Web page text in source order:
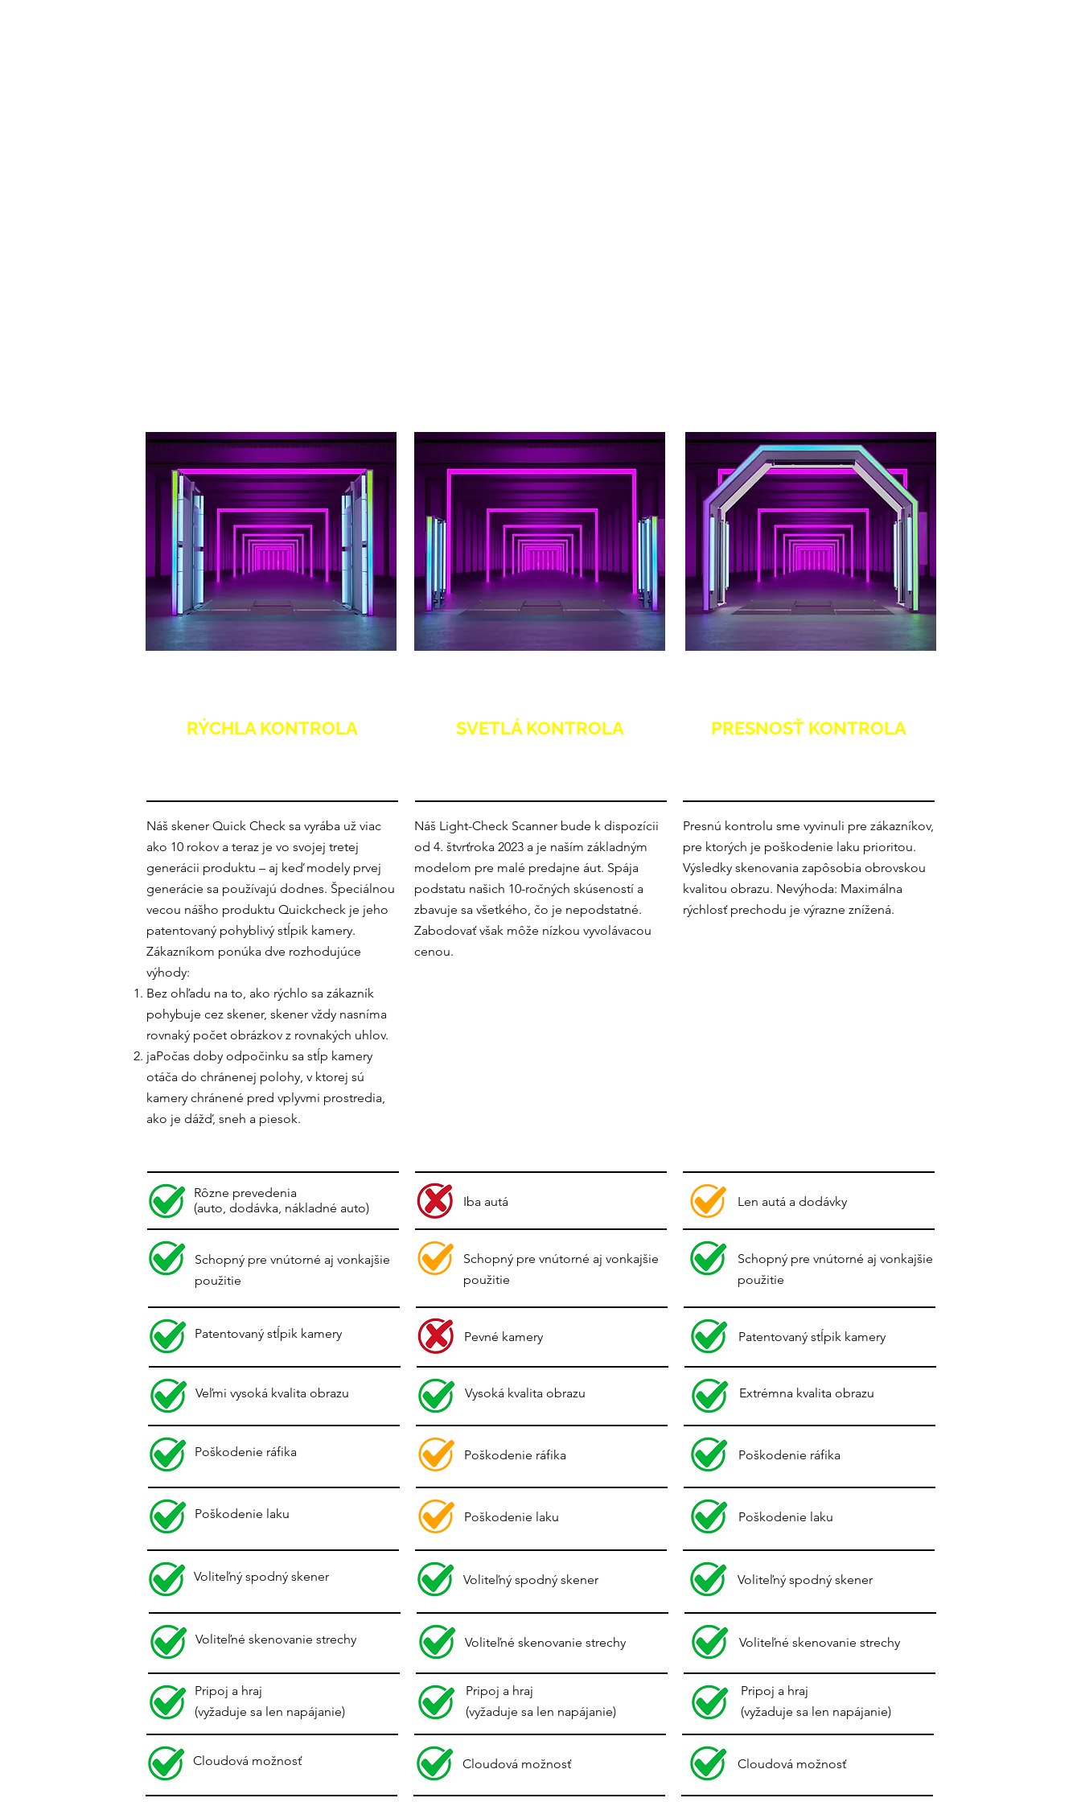
RÝCHLA KONTROLA SVETLÁ KONTROLA PRESNOSŤ KONTROLA
Náš skener Quick Check sa vyrába už viac
ako 10 rokov a teraz je vo svojej tretej
generácii produktu – aj keď modely prvej
generácie sa používajú dodnes. Špeciálnou
vecou nášho produktu Quickcheck je jeho
patentovaný pohyblivý stĺpik kamery.
Zákazníkom ponúka dve rozhodujúce
výhody:
Bez ohľadu na to, ako rýchlo sa zákazník
pohybuje cez skener, skener vždy nasníma
rovnaký počet obrázkov z rovnakých uhlov.
jaPočas doby odpočinku sa stĺp kamery
otáča do chránenej polohy, v ktorej sú
kamery chránené pred vplyvmi prostredia,
ako je dážď, sneh a piesok.
Náš Light-Check Scanner bude k dispozícii
od 4. štvrťroka 2023 a je naším základným
modelom pre malé predajne áut. Spája
podstatu našich 10-ročných skúseností a
zbavuje sa všetkého, čo je nepodstatné.
Zabodovať však môže nízkou vyvolávacou
cenou.
Presnú kontrolu sme vyvinuli pre zákazníkov,
pre ktorých je poškodenie laku prioritou.
Výsledky skenovania zapôsobia obrovskou
kvalitou obrazu. Nevýhoda: Maximálna
rýchlosť prechodu je výrazne znížená.
Rôzne prevedenia
(auto, dodávka, nákladné auto)
Iba autá Len autá a dodávky
Schopný pre vnútorné aj vonkajšie
použitie
Schopný pre vnútorné aj vonkajšie
použitie
Schopný pre vnútorné aj vonkajšie
použitie
Patentovaný stĺpik kamery Pevné kamery Patentovaný stĺpik kamery
Veľmi vysoká kvalita obrazu Vysoká kvalita obrazu Extrémna kvalita obrazu
Poškodenie ráfika Poškodenie ráfika Poškodenie ráfika
Poškodenie laku Poškodenie laku Poškodenie laku
Voliteľný spodný skener Voliteľný spodný skener Voliteľný spodný skener
Voliteľné skenovanie strechy Voliteľné skenovanie strechy Voliteľné skenovanie strechy
Pripoj a hraj
(vyžaduje sa len napájanie)
Pripoj a hraj
(vyžaduje sa len napájanie)
Pripoj a hraj
(vyžaduje sa len napájanie)
Cloudová možnosť Cloudová možnosť Cloudová možnosť